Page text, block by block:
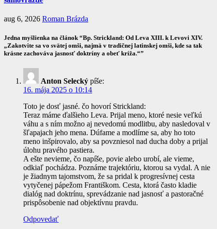
aug 6, 2026 Roman Brázda
Jedna myšlienka na článok “Bp. Strickland: Od Leva XIII. k Levovi XIV.
„Zakotvite sa vo svätej omši, najmä v tradičnej latinskej omši, kde sa tak
krásne zachováva jasnosť doktríny a obeť kríža.“”
Anton Selecký píše:
16. mája 2025 o 10:14
Toto je dosť jasné. čo hovorí Strickland:
Teraz máme ďalšieho Leva. Prijal meno, ktoré nesie veľkú
váhu a s ním možno aj nevedomú modlitbu, aby nasledoval v
šľapajach jeho mena. Dúfame a modlíme sa, aby ho toto
meno inšpirovalo, aby sa povzniesol nad ducha doby a prijal
úlohu pravého pastiera.
A ešte nevieme, čo napíše, povie alebo urobí, ale vieme,
odkiaľ pochádza. Poznáme trajektóriu, ktorou sa vydal. A nie
je žiadnym tajomstvom, že sa pridal k progresívnej cesta
vytyčenej pápežom Františkom. Cesta, ktorá často kladie
dialóg nad doktrínu, sprevádzanie nad jasnosť a pastoračné
prispôsobenie nad objektívnu pravdu.
Odpovedať